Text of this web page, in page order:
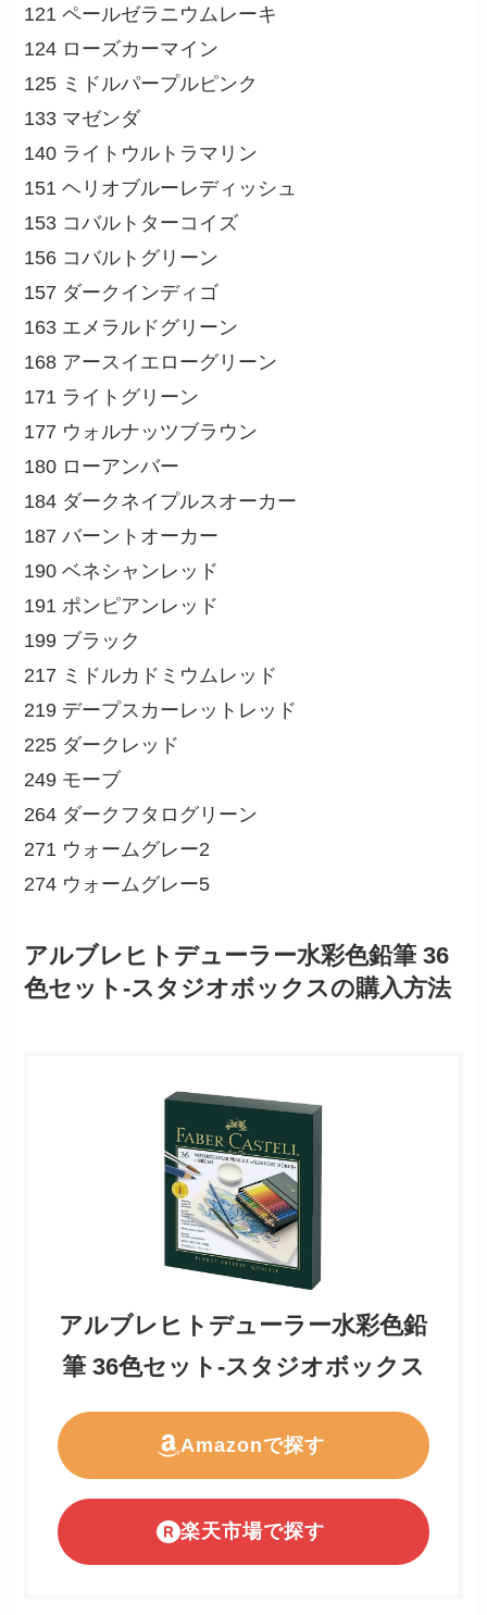
121 ペールゼラニウムレーキ
124 ローズカーマイン
125 ミドルパープルピンク
133 マゼンダ
140 ライトウルトラマリン
151 ヘリオブルーレディッシュ
153 コバルトターコイズ
156 コバルトグリーン
157 ダークインディゴ
163 エメラルドグリーン
168 アースイエローグリーン
171 ライトグリーン
177 ウォルナッツブラウン
180 ローアンバー
184 ダークネイプルスオーカー
187 バーントオーカー
190 ベネシャンレッド
191 ポンピアンレッド
199 ブラック
217 ミドルカドミウムレッド
219 デープスカーレットレッド
225 ダークレッド
249 モーブ
264 ダークフタログリーン
271 ウォームグレー2
274 ウォームグレー5
アルブレヒトデューラー水彩色鉛筆 36
色セット-スタジオボックスの購入方法
アルブレヒトデューラー水彩色鉛
筆 36色セット-スタジオボックス
Amazonで探す
楽天市場で探す